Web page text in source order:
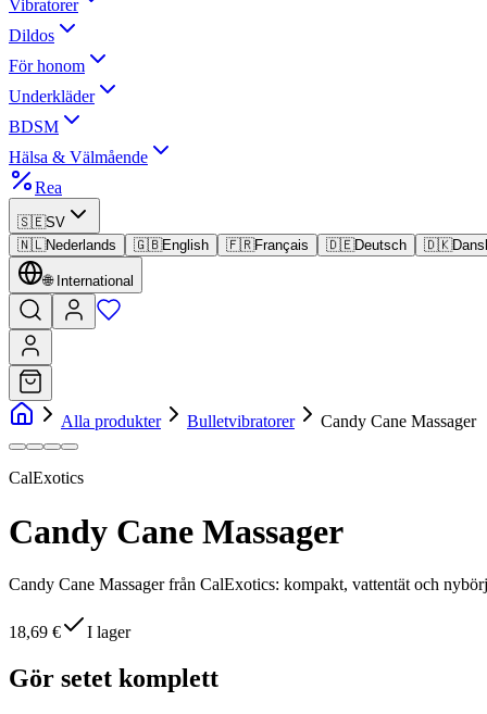
Vibratorer
Dildos
För honom
Underkläder
BDSM
Hälsa & Välmående
Rea
🇸🇪SV
🇳🇱Nederlands 🇬🇧English 🇫🇷Français 🇩🇪Deutsch 🇩🇰
🌐 International
Alla produkter Bulletvibratorer Candy Cane Massager
CalExotics
Candy Cane Massager
Candy Cane Massager från CalExotics: kompakt, vattentät och
18,69 € I lager
Gör setet komplett